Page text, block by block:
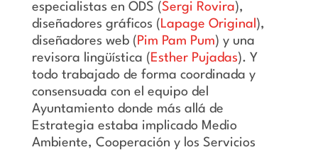
especialistas en ODS (Sergi Rovira),
diseñadores gráficos ( Lapage Original ),
diseñadores web ( Pim Pam Pum) y una
revisora lingüística ( Esther Pujadas). Y
todo trabajado de forma coordinada y
consensuada con el equipo del
Ayuntamiento donde más allá de
Estrategia estaba implicado Medio
Ambiente, Cooperación y los Servicios